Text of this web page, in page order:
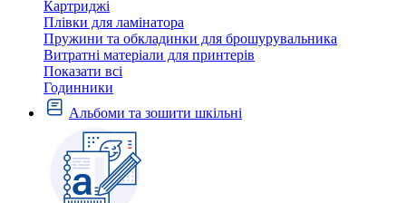
Картриджi
Плівки для ламінатора
Пружини та обкладинки для брошурувальника
Витратні матеріали для принтерів
Показати всі
Годинники
Альбоми та зошити шкільні